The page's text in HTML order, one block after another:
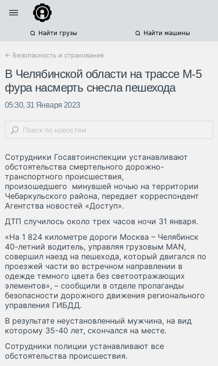
Найти грузы Найти машины
← Безопасность и страхование
В Челябинской области на трассе М-5
фура насмерть снесла пешехода
05:30, 31 Января 2023
Сотрудники Госавтоинспекции устанавливают
обстоятельства смертельного дорожно-
транспортного происшествия,
произошедшего минувшей ночью на территории
Чебаркульского района, передает корреспондент
Агентства новостей «Доступ».
ДТП случилось около трех часов ночи 31 января.
«На 1 824 километре дороги Москва – Челябинск
40-летний водитель, управляя грузовым MAN,
совершил наезд на пешехода, который двигался по
проезжей части во встречном направлении в
одежде темного цвета без светоотражающих
элементов», – сообщили в отделе пропаганды
безопасности дорожного движения регионального
управления ГИБДД.
В результате неустановленный мужчина, на вид
которому 35-40 лет, скончался на месте.
Сотрудники полиции устанавливают все
обстоятельства происшествия.